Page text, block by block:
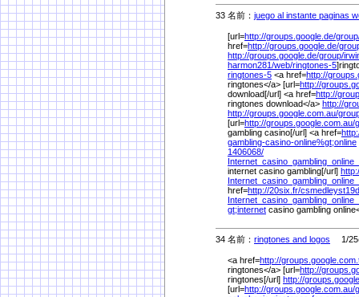
33 名前： juego al instante paginas
[url=http://groups.google.de/
href=http://groups.google.de/
http://groups.google.de/group/
harmon281/web/ringtones-5
ringtones-5 <a href=http://
ringtones</a> [url=http://
download[/url] <a href=http://
ringtones download</a> http://
http://groups.google.com.au/
[url=http://groups.google.com.au/
gambling casino[/url] <a href=
gambling-casino-online%gt;online
1406068/
internet casino gambling[/url]
href=http://20six.fr/
gt;internet casino gambling
34 名前： ringtones and logos 1/25(
<a href=http://
ringtones</a> [url=http://
ringtones[/url] http://
[url=http://groups.google.com.au/